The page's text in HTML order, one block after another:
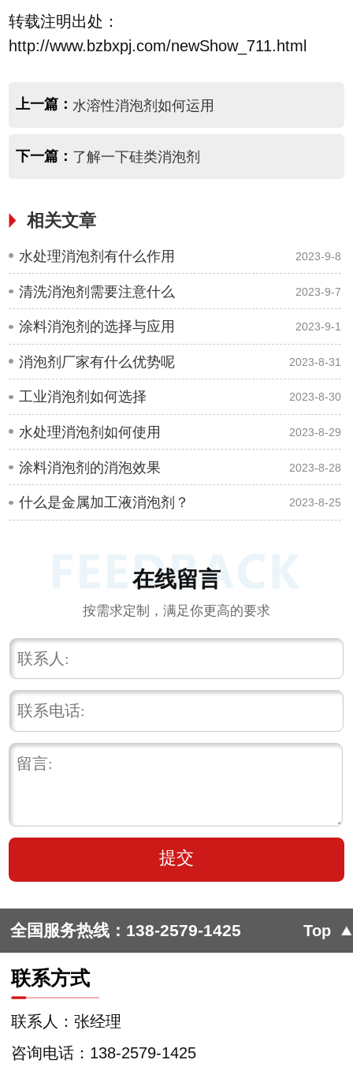
转载注明出处：
http://www.bzbxpj.com/newShow_711.html
上一篇： 水溶性消泡剂如何运用
下一篇： 了解一下硅类消泡剂
相关文章
水处理消泡剂有什么作用 2023-9-8
清洗消泡剂需要注意什么 2023-9-7
涂料消泡剂的选择与应用 2023-9-1
消泡剂厂家有什么优势呢 2023-8-31
工业消泡剂如何选择 2023-8-30
水处理消泡剂如何使用 2023-8-29
涂料消泡剂的消泡效果 2023-8-28
什么是金属加工液消泡剂？ 2023-8-25
在线留言
按需求定制，满足你更高的要求
全国服务热线： 138-2579-1425 Top
联系方式
咨询电话：138-2579-1425
联系人：张经理